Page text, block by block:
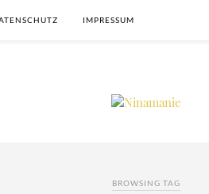
IMPRESSUM
BROWSING TAG